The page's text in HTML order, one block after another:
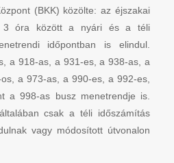
(BKK) közölte: az éjszakai
3 óra között a nyári és a téli
időpontban is elindul.
a 918-as, a 931-es, a 938-as, a
a 973-as, a 990-es, a 992-es,
a 998-as busz menetrendje is.
csak a téli időszámítás
vagy módosított útvonalon